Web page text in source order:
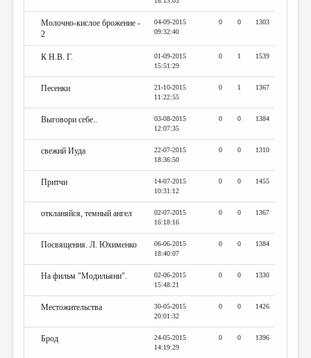
Молочно-кислое брожение -
2
04-09-2015
09:32:40
0 0 1303
К Н.В. Г.
01-09-2015
15:51:29
0 1 1539
Песенки
21-10-2015
11:22:55
0 1 1367
Выговори себе..
03-08-2015
12:07:35
0 0 1384
свежий Иуда
22-07-2015
18:36:50
0 0 1310
Притчи
14-07-2015
10:31:12
0 0 1455
откланяйся, темный ангел
02-07-2015
16:18:16
0 0 1367
Посвящения. Л. Юхименко
06-06-2015
18:40:07
0 0 1384
На фильм "Модильяни".
02-06-2015
15:48:21
0 0 1330
Местожительства
30-05-2015
20:01:32
0 0 1426
Брод
24-05-2015
14:19:29
0 0 1396